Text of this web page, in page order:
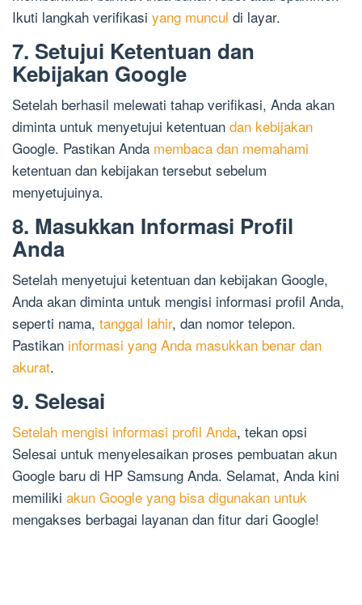
Ikuti langkah verifikasi yang muncul di layar.
7. Setujui Ketentuan dan
Kebijakan Google
Setelah berhasil melewati tahap verifikasi, Anda akan
diminta untuk menyetujui ketentuan dan kebijakan
Google. Pastikan Anda membaca dan memahami
ketentuan dan kebijakan tersebut sebelum
menyetujuinya.
8. Masukkan Informasi Profil
Anda
Setelah menyetujui ketentuan dan kebijakan Google,
Anda akan diminta untuk mengisi informasi profil Anda,
seperti nama, tanggal lahir, dan nomor telepon.
Pastikan informasi yang Anda masukkan benar dan
akurat.
9. Selesai
Setelah mengisi informasi profil Anda, tekan opsi
Selesai untuk menyelesaikan proses pembuatan akun
Google baru di HP Samsung Anda. Selamat, Anda kini
memiliki akun Google yang bisa digunakan untuk
mengakses berbagai layanan dan fitur dari Google!